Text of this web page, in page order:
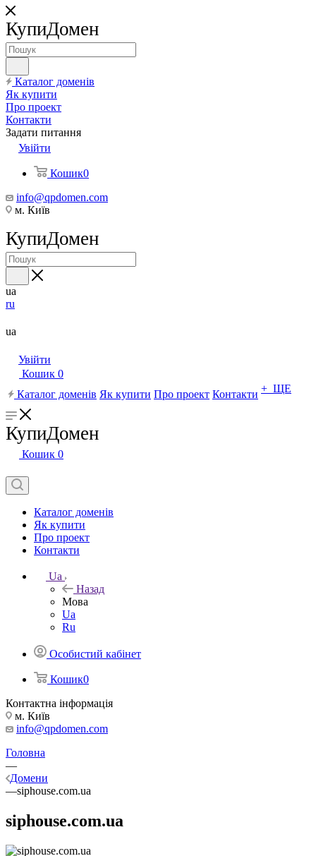
КупиДомен
Каталог доменів
Як купити
Про проект
Контакти
Задати питання
Увійти
Кошик0
info@qpdomen.com
м. Київ
КупиДомен
ua
ru
ua
Увійти
Кошик 0
Каталог доменів Як купити Про проект Контакти + ЩЕ
КупиДомен
Кошик 0
Каталог доменів
Як купити
Про проект
Контакти
Ua
Назад
Мова
Ua
Ru
Особистий кабінет
Кошик0
Контактна інформація
м. Київ
info@qpdomen.com
Головна
—
Домени
—siphouse.com.ua
siphouse.com.ua